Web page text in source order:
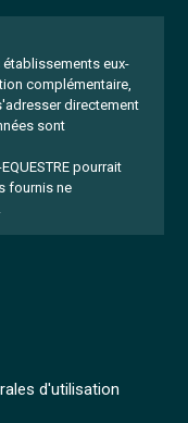
eux-
complémentaire,
directement
sont
pourrait
fournis ne
d'utilisation